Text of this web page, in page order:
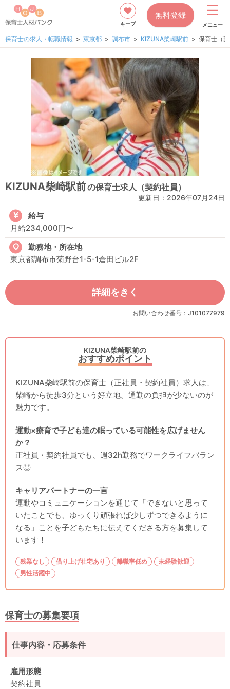
キープ
無料登録
メニュー
保育士の求人・転職情報 東京都 調布市 KIZUNA柴崎駅前 保育士（
KIZUNA柴崎駅前の保育士求人（契約社員）
更新日： 2026年07月24日
給与
月給234,000円〜
勤務地・所在地
東京都調布市菊野台1-5-1倉田ビル2F
詳細をきく
お問い合わせ番号：J101077979
KIZUNA柴崎駅前の
おすすめポイント
KIZUNA柴崎駅前の保育士（正社員・契約社員）求人は、
柴崎から徒歩3分という好立地。通勤の負担が少ないのが
魅力です。
運動×療育で子ども達の眠っている可能性を広げません
か？
正社員・契約社員でも、週32h勤務でワークライフバラン
ス◎
キャリアパートナーの一言
運動やコミュニケーションを通じて「できないと思って
いたことでも、ゆっくり頑張れば少しずつできるように
なる」ことを子どもたちに伝えてくださる方を募集して
います！
残業なし 借り上げ社宅あり 離職率低め
未経験歓迎
男性活躍中
保育士の募集要項
仕事内容・応募条件
雇用形態
契約社員